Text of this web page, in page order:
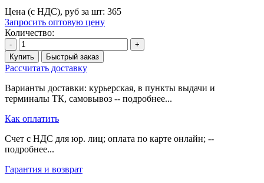
Цена (с НДС), руб за шт: 365
Запросить оптовую цену
Количество:
-
+
Купить
Быстрый заказ
Рассчитать доставку
Варианты доставки: курьерская, в пункты выдачи и
терминалы ТК, самовывоз -- подробнее...
Как оплатить
Счет с НДС для юр. лиц; оплата по карте онлайн; --
подробнее...
Гарантия и возврат